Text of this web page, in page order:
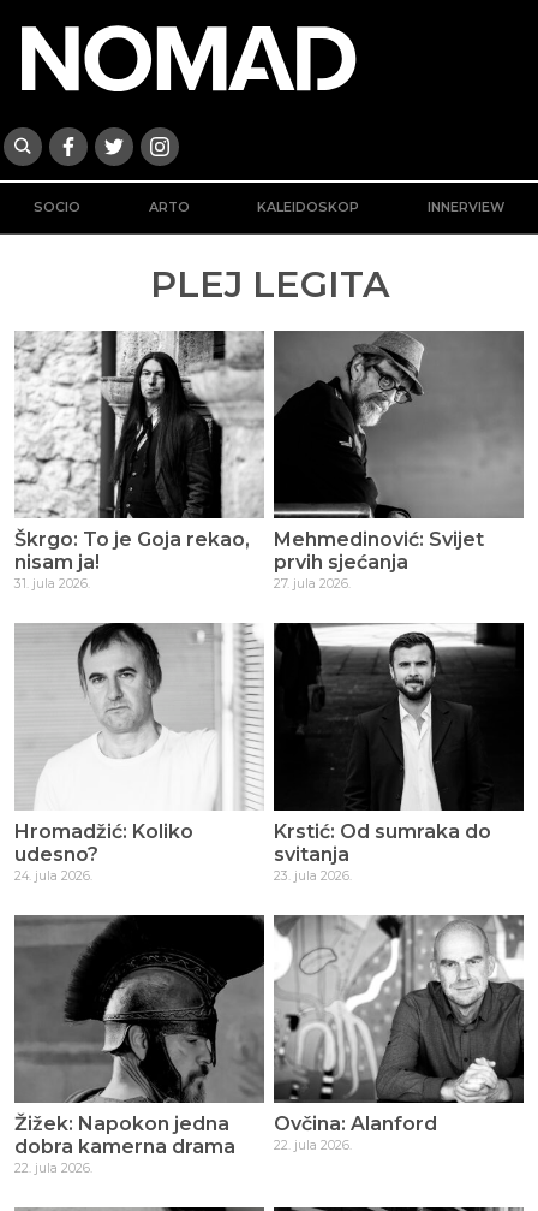
SOCIO ARTO KALEIDOSKOP INNERVIEW
PLEJ LEGITA
Škrgo: To je Goja rekao,
nisam ja!
31. jula 2026.
Mehmedinović: Svijet
prvih sjećanja
27. jula 2026.
Hromadžić: Koliko
udesno?
24. jula 2026.
Krstić: Od sumraka do
svitanja
23. jula 2026.
Žižek: Napokon jedna
dobra kamerna drama
22. jula 2026.
Ovčina: Alanford
22. jula 2026.